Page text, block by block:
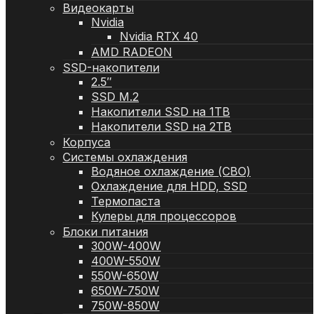
Видеокарты
Nvidia
Nvidia RTX 40
AMD RADEON
SSD-накопители
2.5″
SSD M.2
Накопители SSD на 1TB
Накопители SSD на 2TB
Корпуса
Системы охлаждения
Водяное охлаждение (СВО)
Охлаждение для HDD, SSD
Термопаста
Кулеры для процессоров
Блоки питания
300W-400W
400W-550W
550W-650W
650W-750W
750W-850W